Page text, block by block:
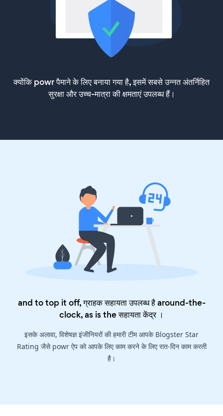
क्योंकि powr पैमाने के लिए बनाया गया है, इसमें सबसे उन्नत अंतर्निहित
सुरक्षा और उच्च-मात्रा की क्षमताएं उपलब्ध हैं।
and to top it off, ग्राहक सहायता उपलब्ध है around-the-
clock, as is theसहायता केंद्र।
इसके अलावा, विशेषज्ञ इंजीनियरों की हमारी टीम आपके Blogster Star
Rating जैसे powr ऐप को आपके लिए काम करने के लिए रात-दिन काम करती
है।